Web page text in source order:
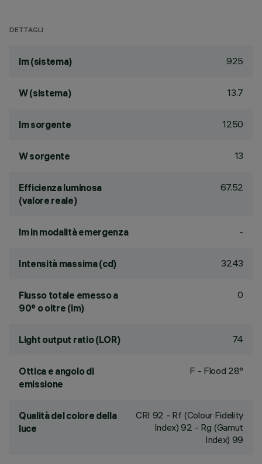
DETTAGLI
lm (sistema) 925
W (sistema) 13.7
lm sorgente 1250
W sorgente 13
Efficienza luminosa
(valore reale)
67.52
lm in modalità emergenza -
Intensità massima (cd) 3243
Flusso totale emesso a
90° o oltre (lm)
0
Light output ratio (LOR) 74
Ottica e angolo di
emissione
F - Flood 28°
Qualità del colore della
luce
CRI 92 - Rf (Colour Fidelity
Index) 92 - Rg (Gamut
Index) 99